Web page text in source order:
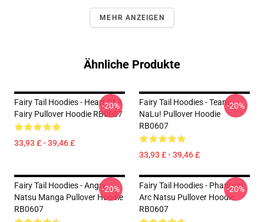
MEHR ANZEIGEN
Ähnliche Produkte
Fairy Tail Hoodies - Heart Of A
Fairy Pullover Hoodie RB0607
33,93 £ - 39,46 £
-20%
Fairy Tail Hoodies - Team
NaLu! Pullover Hoodie
RB0607
33,93 £ - 39,46 £
-20%
Fairy Tail Hoodies - Angry
Natsu Manga Pullover Hoodie
RB0607
-20%
Fairy Tail Hoodies - Phantom
Arc Natsu Pullover Hoodie
RB0607
-20%